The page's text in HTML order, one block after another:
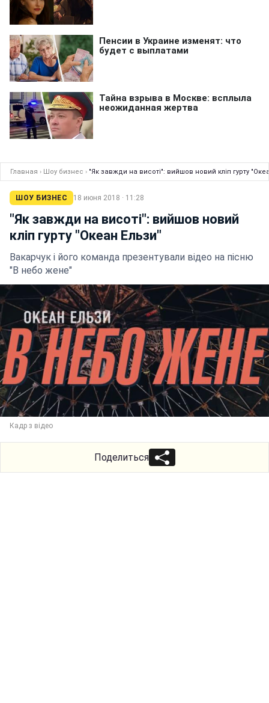
Главная › Шоу бизнес › "Як завжди на висоті": вийшов новий кліп гурту
ШОУ БИЗНЕС 18 июня 2018 · 11:28
"Як завжди на висоті": вийшов новий
кліп гурту "Океан Ельзи"
Вакарчук і його команда презентували відео на пісню
"В небо жене"
Кадр з відео
Поделиться